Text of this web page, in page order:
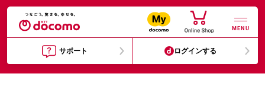
MENU
サポート ログインする